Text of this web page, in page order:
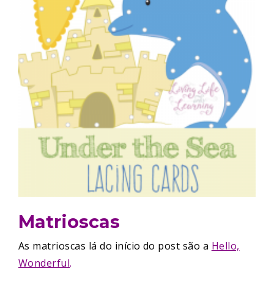
Matrioscas
As matrioscas lá do início do post são a Hello,
Wonderful.